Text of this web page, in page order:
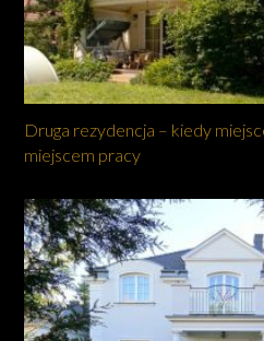
Druga rezydencja – kiedy
miejscem pracy